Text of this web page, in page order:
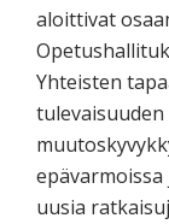
aloittivat
Yhteisten
uusia